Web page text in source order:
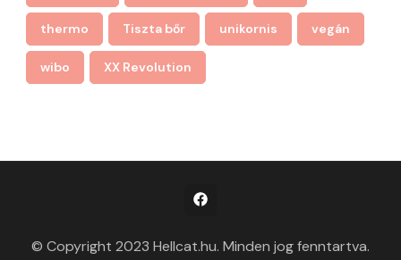
thermo Tiszta bőr unikornis vegán
wibo XX Revolution
© Copyright 2023 Hellcat.hu. Minden jog fenntartva.